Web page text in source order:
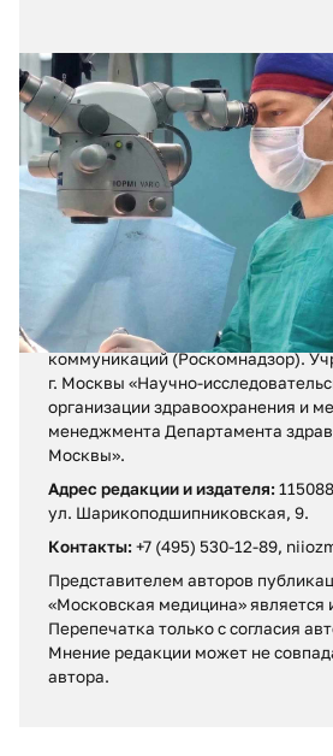
02.08.2026 № 29 (427)
Травма из-за кольца
Регистрационное свидетельство
от 13 декабря 2017 г.
Выдано Федеральной службой по
связи, информационных
коммуникаций (Роскомнадзор).
г. Москвы «Научно-
организации здравоохранения и
менеджмента Департамента
Москвы».
Адрес редакции и издателя:
ул. Шарикоподшипниковская, 9.
Контакты: +7 (495) 530-12-89,
Представителем авторов
«Московская медицина» является
Перепечатка только с согласия
Мнение редакции может не
автора.